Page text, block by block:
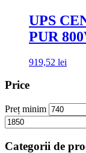
UPS
PUR
919,52 lei
Price
Preț minim
Categorii de